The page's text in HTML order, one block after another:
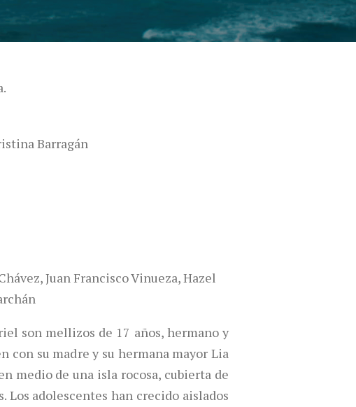
Barragán
Juan Francisco Vinueza, Hazel
son mellizos de 17 años, hermano y
con su madre y su hermana mayor Lia
medio de una isla rocosa, cubierta de
Los adolescentes han crecido aislados